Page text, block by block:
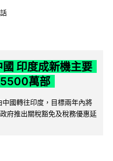
印度成新機主要
萬部
國轉往印度，目標兩年內將
府推出關稅豁免及稅務優惠延